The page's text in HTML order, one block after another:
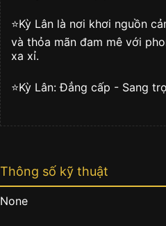
⭐️Kỳ Lân là nơi khơi nguồn
và thỏa mãn đam mê với
xa xỉ.
⭐️Kỳ Lân: Đẳng cấp - Sang
Thông số kỹ thuật
None